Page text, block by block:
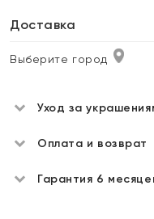
Доставка
Выберите город
Уход за
Оплата и возврат
Гарантия 6